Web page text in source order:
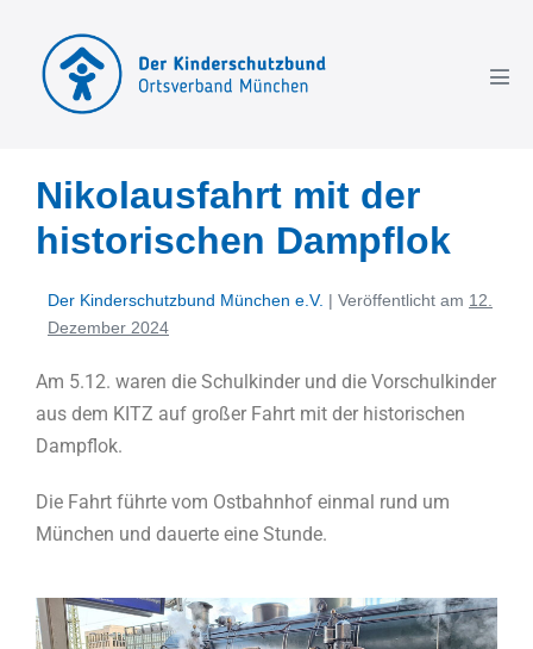
Nikolausfahrt mit der
historischen Dampflok
Der Kinderschutzbund München e.V. | Veröffentlicht am 12.
Dezember 2024
Am 5.12. waren die Schulkinder und die Vorschulkinder
aus dem KITZ auf großer Fahrt mit der historischen
Dampflok.
Die Fahrt führte vom Ostbahnhof einmal rund um
München und dauerte eine Stunde.